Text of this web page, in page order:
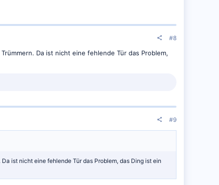
#8
Da ist nicht eine fehlende Tür das Problem,
#9
ist nicht eine fehlende Tür das Problem, das Ding ist ein